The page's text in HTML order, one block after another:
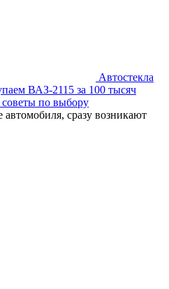
Автостекла
ВАЗ-2115 за 100 тысяч
по выбору
автомобиля, сразу возникают